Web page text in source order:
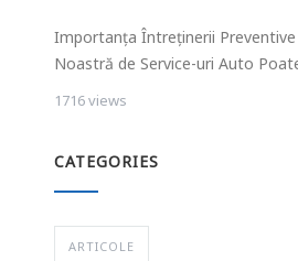
Importanța Întreținerii Preventive
Noastră de Service-uri Auto
1716 views
CATEGORIES
ARTICOLE